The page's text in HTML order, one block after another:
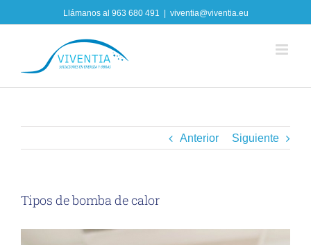
to
Llámanos al 963 680 491 viventia@viventia.eu
Anterior Siguiente
Tipos de bomba de calor